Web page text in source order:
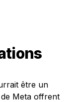
être un
Meta offrent